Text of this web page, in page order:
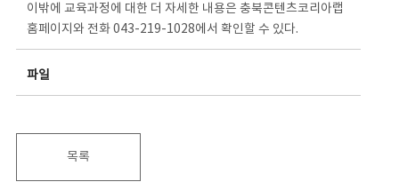
이밖에 교육과정에 대한 더 자세한 내용은 충북콘텐츠코리아랩
홈페이지와 전화 043-219-1028에서 확인할 수 있다.
파일
목록